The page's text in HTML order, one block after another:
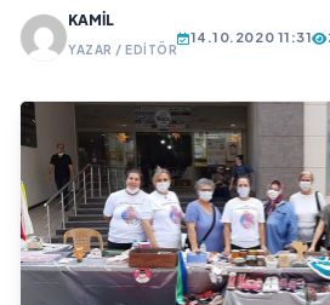
KAMIL
YAZAR / EDITÖR
14.10.2020 11:31